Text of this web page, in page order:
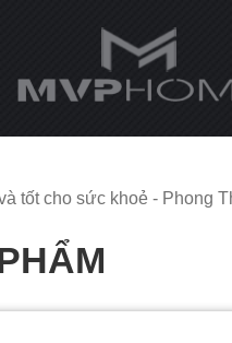
tốt cho sức khoẻ - Phong